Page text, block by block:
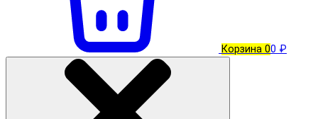
Корзина 00 ₽